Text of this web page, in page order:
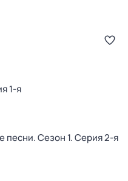
1-я
песни. Сезон 1. Серия 2-я